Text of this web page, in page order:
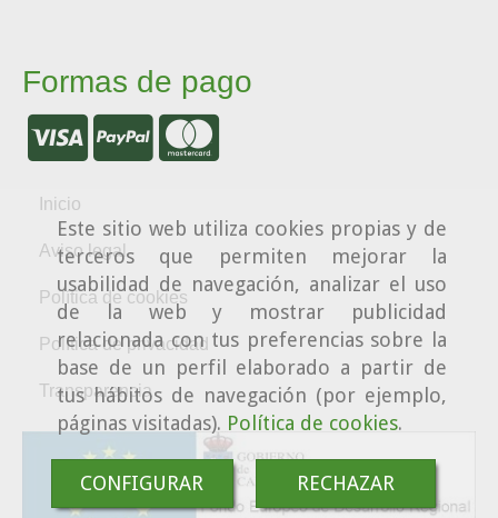
Este sitio web utiliza cookies propias y de
terceros que permiten mejorar la
usabilidad de navegación, analizar el uso
de la web y mostrar publicidad
relacionada con tus preferencias sobre la
base de un perfil elaborado a partir de
tus hábitos de navegación (por ejemplo,
páginas visitadas). Política de cookies.
CONFIGURAR RECHAZAR
Formas de pago
Inicio
Aviso legal
Política de cookies
Política de privacidad
Transparencia